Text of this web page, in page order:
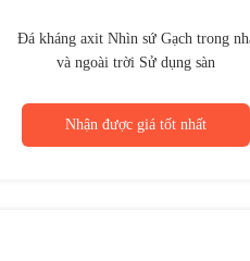
Đá kháng axit Nhìn sứ Gạch trong
và ngoài trời Sử dụng sàn
Nhận được giá tốt nhất